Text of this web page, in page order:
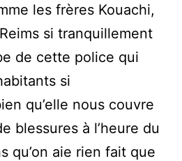
les frères Kouachi,
si tranquillement
de cette police qui
si
qu’elle nous couvre
blessures à l’heure du
qu’on aie rien fait que